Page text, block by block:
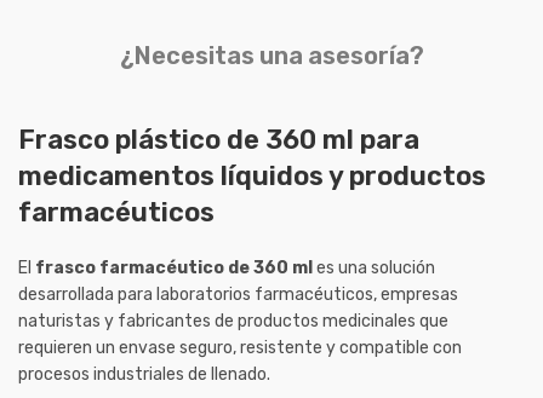
¿Necesitas una asesoría?
Frasco plástico de 360 ml para
medicamentos líquidos y productos
farmacéuticos
El frasco farmacéutico de 360 ml es una solución
desarrollada para laboratorios farmacéuticos, empresas
naturistas y fabricantes de productos medicinales que
requieren un envase seguro, resistente y compatible con
procesos industriales de llenado.